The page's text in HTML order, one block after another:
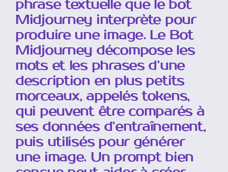
Utiliser le Site Web
Commandes, Paramètres et Outils
Rédiger un Prompt
Travailler avec ses propres images
Styles et esthétique
phrase textuelle que le bot
Midjourney interprète pour
produire une image. Le Bot
Midjourney décompose les
mots et les phrases d’une
description en plus petits
morceaux, appelés tokens,
qui peuvent être comparés à
ses données d’entraînement,
puis utilisés pour générer
une image. Un prompt bien